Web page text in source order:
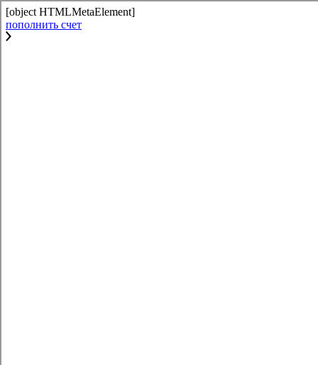
[object HTMLMetaElement]
пополнить счет